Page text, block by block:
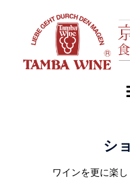
シ
ワインを更に楽